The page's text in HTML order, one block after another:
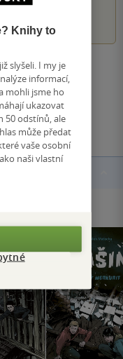
Knihy to
slyšeli. I my je
informací,
mohli jsme ho
ukazovat
50 odstínů, ale
může předat
vaše osobní
naši vlastní